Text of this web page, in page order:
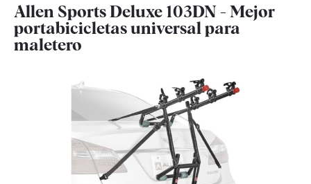
Allen Sports Deluxe 103DN - Mejor
portabicicletas universal para
maletero